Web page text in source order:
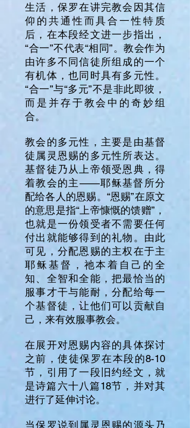
生活，保罗在讲完教会因其信
仰的共通性而具合一性特质
后，在本段经文进一步指出，
“合一”不代表“相同”。教会作为
由许多不同信徒所组成的一个
有机体，也同时具有多元性。
“合一”与“多元”不是非此即彼，
而是并存于教会中的奇妙组
合。
教会的多元性，主要是由基督
徒属灵恩赐的多元性所表达。
基督徒乃从上帝领受恩典，得
着教会的主——耶稣基督所分
配给各人的恩赐。“恩赐”在原文
的意思是指“上帝慷慨的馈赠”，
也就是一份领受者不需要任何
付出就能够得到的礼物。由此
可见，分配恩赐的主权在于主
耶稣基督，祂本着自己的全
知、全智和全能，把最恰当的
服事才干与能耐，分配给每一
个基督徒，让他们可以贡献自
己，来有效服事教会。
在展开对恩赐内容的具体探讨
之前，使徒保罗在本段的8-10
节，引用了一段旧约经文，就
是诗篇六十八篇18节，并对其
进行了延伸讨论。
当保罗说到属灵恩赐的源头乃